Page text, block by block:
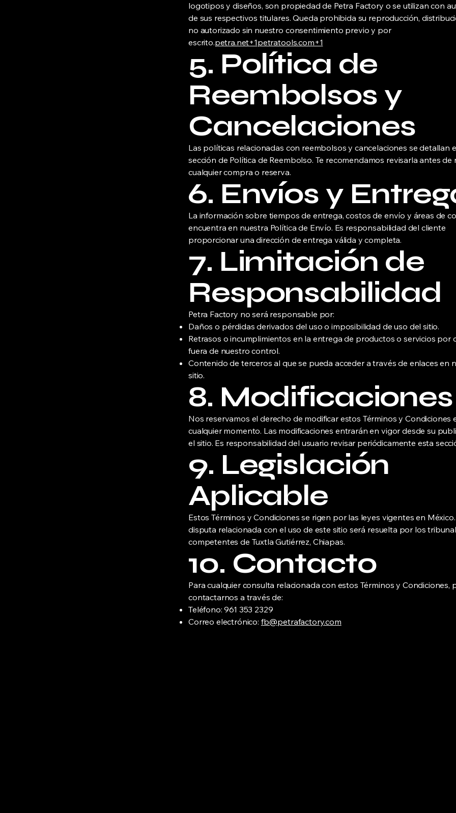
logotipos y diseños, son propiedad de Petra Factory o se utilizan con
de sus respectivos titulares. Queda prohibida su reproducción,
no autorizado sin nuestro consentimiento previo y por
escrito.petra.net+1petratools.com+1
5. Política de
Reembolsos y
Cancelaciones
Las políticas relacionadas con reembolsos y cancelaciones se detallan
sección de Política de Reembolso. Te recomendamos revisarla antes de
cualquier compra o reserva.
6. Envíos y
La información sobre tiempos de entrega, costos de envío y áreas de
encuentra en nuestra Política de Envío. Es responsabilidad del cliente
proporcionar una dirección de entrega válida y completa.
7. Limitación de
Responsabilidad
Petra Factory no será responsable por:
Daños o pérdidas derivados del uso o imposibilidad de uso del sitio.
Retrasos o incumplimientos en la entrega de productos o servicios por
fuera de nuestro control.
Contenido de terceros al que se pueda acceder a través de enlaces en
sitio.
8. Modificaciones
Nos reservamos el derecho de modificar estos Términos y Condiciones
cualquier momento. Las modificaciones entrarán en vigor desde su
el sitio. Es responsabilidad del usuario revisar periódicamente esta
9. Legislación
Aplicable
Estos Términos y Condiciones se rigen por las leyes vigentes en
disputa relacionada con el uso de este sitio será resuelta por los
competentes de Tuxtla Gutiérrez, Chiapas.
10. Contacto
Para cualquier consulta relacionada con estos Términos y Condiciones,
contactarnos a través de:
Teléfono: 961 353 2329
Correo electrónico: fb@petrafactory.com